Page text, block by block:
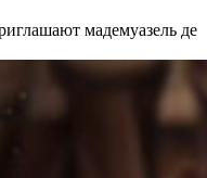
мадемуазель де